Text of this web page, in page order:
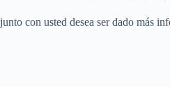
con usted desea ser dado más